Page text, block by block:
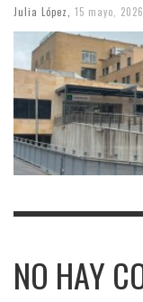
Julia López 15 mayo, 2026
NO HAY